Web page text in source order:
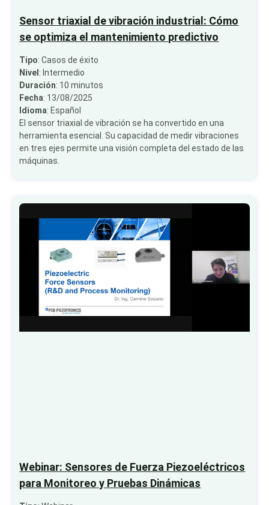
Sensor triaxial de vibración industrial: Cómo
se optimiza el mantenimiento predictivo
Tipo: Casos de éxito
Nivel : Intermedio
Duración: 10 minutos
Fecha: 13/08/2025
Idioma: Español
El sensor triaxial de vibración se ha convertido en una
herramienta esencial. Su capacidad de medir vibraciones
en tres ejes permite una visión completa del estado de las
máquinas.
Webinar: Sensores de Fuerza Piezoeléctricos
para Monitoreo y Pruebas Dinámicas